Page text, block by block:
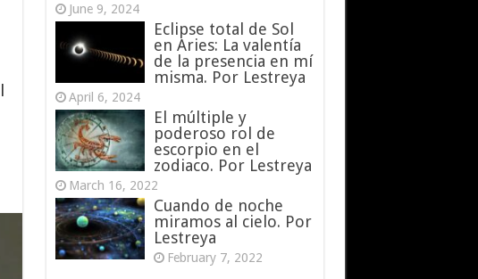
June 9, 2024
Eclipse total de Sol
en Aries: La valentía
de la presencia en mí
misma. Por Lestreya
April 6, 2024
El múltiple y
poderoso rol de
escorpio en el
zodiaco. Por Lestreya
March 16, 2022
Cuando de noche
miramos al cielo. Por
Lestreya
February 7, 2022